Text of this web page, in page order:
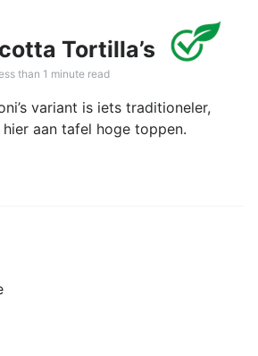
Tortilla’s
than 1 minute read
variant is iets traditioneler,
aan tafel hoge toppen.